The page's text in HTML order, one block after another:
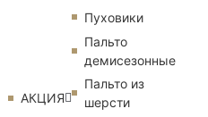
АКЦИЯ
Пуховики
Пальто
демисезонные
Пальто из
шерсти